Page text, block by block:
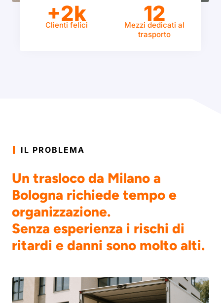
+2k
Clienti felici 12
Mezzi dedicati al
trasporto
IL PROBLEMA
Un trasloco da Milano a
Bologna richiede tempo e
organizzazione.
Senza esperienza i rischi di
ritardi e danni sono molto alti.